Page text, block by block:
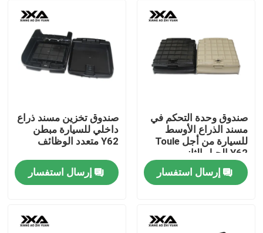
صندوق وحدة التحكم في
مسند الذراع الأوسط
للسيارة من أجل Toule
Y62 الجيل الثاني
إرسال استفسار
صندوق تخزين مسند ذراع
داخلي للسيارة مبطن
Y62 متعدد الوظائف
إرسال استفسار